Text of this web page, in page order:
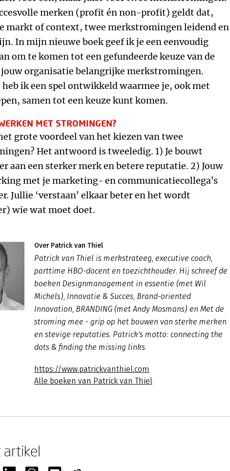
merken (profit én non-profit) geldt dat,
markt of context, twee merkstromingen leidend en
In mijn nieuwe boek geef ik je een eenvoudig
om te komen tot een gefundeerde keuze van de
organisatie belangrijke merkstromingen.
heb ik een spel ontwikkeld waarmee je, ook met
samen tot een keuze kunt komen.
MET STROMINGEN?
grote voordeel van het kiezen van twee
Het antwoord is tweeledig. 1) Je bouwt
aan een sterker merk en betere reputatie. 2) Jouw
met je marketing- en communicatiecollega’s
Jullie ‘verstaan’ elkaar beter en het wordt
wie wat moet doet.
Over Patrick van Thiel
Patrick van Thiel is merkstrateeg, executive coach,
parttime HBO-docent en toezichthouder. Hij schreef de
boeken Designmanagement in essentie (met Wil
Michels), Innovatie & Succes, Brand-oriented
Innovation, BRANDING (met Andy Mosmans) en Met de
stroming mee - grip op het bouwen van sterke merken
en stevige reputaties. Patrick's motto: connecting the
dots & finding the missing links.
https://www.patrickvanthiel.com
Alle boeken van Patrick van Thiel
artikel